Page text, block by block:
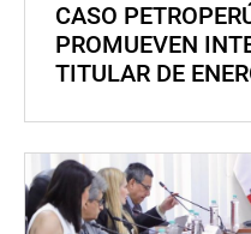
CASO
PROMUEVEN
TITULAR DE